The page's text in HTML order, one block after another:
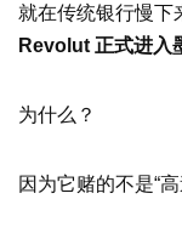
就在传统银行慢下
Revolut 正式进入
为什么？
因为它赌的不是“